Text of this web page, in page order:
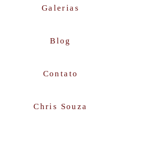
Galerias
Blog
Contato
Chris Souza